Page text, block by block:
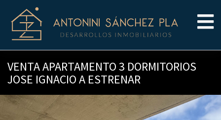
VENTA APARTAMENTO 3 DORMITORIOS
JOSE IGNACIO A ESTRENAR